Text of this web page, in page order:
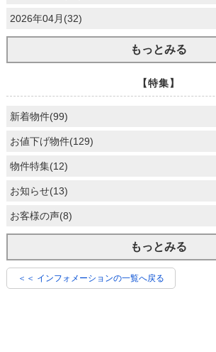
2026年04月(32)
もっとみる
【特集】
新着物件(99)
お値下げ物件(129)
物件特集(12)
お知らせ(13)
お客様の声(8)
もっとみる
＜＜ インフォメーションの一覧へ戻る